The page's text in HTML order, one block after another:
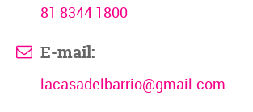
81 8344 1800
E-mail:
lacasadelbarrio@gmail.com